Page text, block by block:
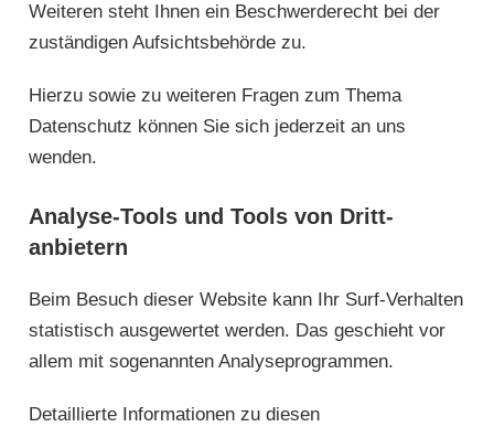
Weiteren steht Ihnen ein Beschwerderecht bei der
zuständigen Aufsichtsbehörde zu.
Hierzu sowie zu weiteren Fragen zum Thema
Datenschutz können Sie sich jederzeit an uns
wenden.
Analyse-Tools und Tools von Dritt­
anbietern
Beim Besuch dieser Website kann Ihr Surf-Verhalten
statistisch ausgewertet werden. Das geschieht vor
allem mit sogenannten Analyseprogrammen.
Detaillierte Informationen zu diesen